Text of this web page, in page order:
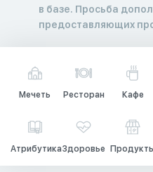
в базе. Просьба
предоставляющих
Мечеть Ресторан Кафе
АтрибутикаЗдоровье